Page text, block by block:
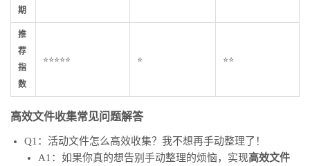
期
推
荐
指
数
⭐⭐⭐⭐⭐ ⭐ ⭐⭐
高效文件收集常见问题解答
Q1：活动文件怎么高效收集？我不想再手动整理了！
A1：如果你真的想告别手动整理的烦恼，实现高效文件